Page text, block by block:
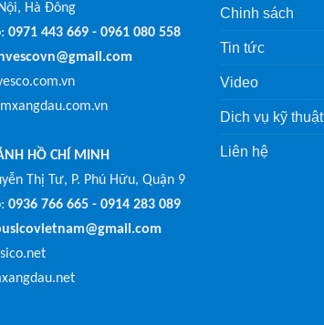
Hà Đông
0971 443 669 - 0961 080 558
HỒ CHÍ MINH
Thị Tư, P. Phú Hữu, Quận 9
0936 766 665 - 0914 283 089
Chinh sách
Tin tức
Video
Dich vụ kỹ thuật
Liên hệ